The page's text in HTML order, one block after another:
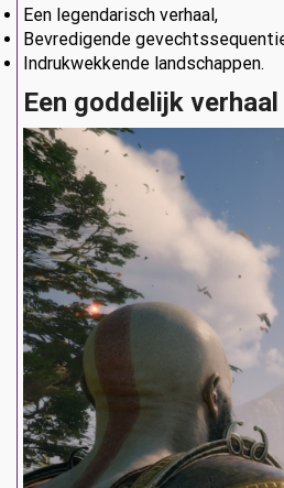
Een legendarisch verhaal,
Bevredigende
Indrukwekkende landschappen.
Een goddelijk